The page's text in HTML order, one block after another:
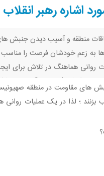
منطقه و آسیب دیدن جنبش
به زعم خودشان فرصت را مناسب
روانی هماهنگ در تلاش برای
ببین ماینکرفت | هیچی نگفت…
های مقاومت در منطقه
؛ لذا در یک عملیات